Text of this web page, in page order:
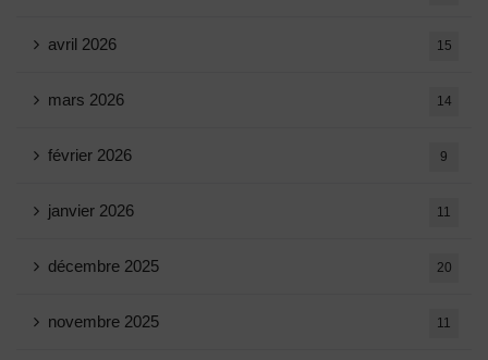
avril 2026 15
mars 2026 14
février 2026 9
janvier 2026 11
décembre 2025 20
novembre 2025 11